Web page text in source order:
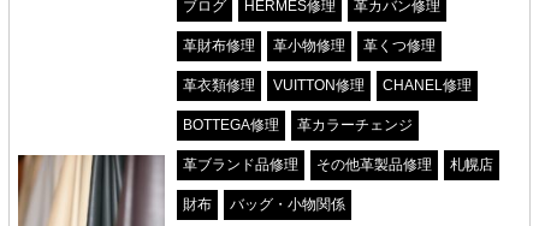
ブログ HERMES修理 革カバン修理
革財布修理 革小物修理 革くつ修理
革衣類修理 VUITTON修理 CHANEL修理
BOTTEGA修理 革カラーチェンジ
革ブランド品修理 その他革製品修理 札幌店
財布 バッグ・小物関係